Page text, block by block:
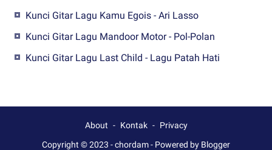
Kunci Gitar Lagu Kamu Egois - Ari Lasso
Kunci Gitar Lagu Mandoor Motor - Pol-Polan
Kunci Gitar Lagu Last Child - Lagu Patah Hati
About Kontak
Privacy
Copyright © 2023 -chordam- Powered by Blogger